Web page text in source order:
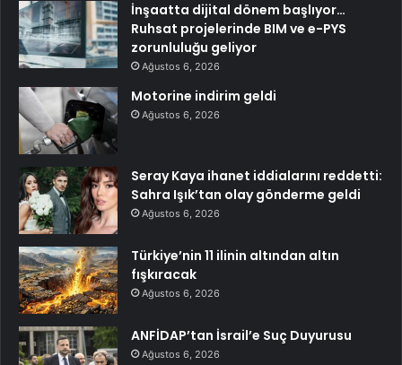
İnşaatta dijital dönem başlıyor…
Ruhsat projelerinde BIM ve e-PYS
zorunluluğu geliyor
Ağustos 6, 2026
Motorine indirim geldi
Ağustos 6, 2026
Seray Kaya ihanet iddialarını reddetti:
Sahra Işık’tan olay gönderme geldi
Ağustos 6, 2026
Türkiye’nin 11 ilinin altından altın
fışkıracak
Ağustos 6, 2026
ANFİDAP’tan İsrail’e Suç Duyurusu
Ağustos 6, 2026